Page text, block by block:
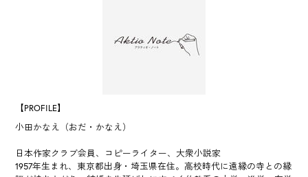
【PROFILE】
小田かなえ（おだ・かなえ）
日本作家クラブ会員、コピーライター、大衆小説家
1957年生まれ、東京都出身・埼玉県在住。高校時代に遠縁の寺との縁